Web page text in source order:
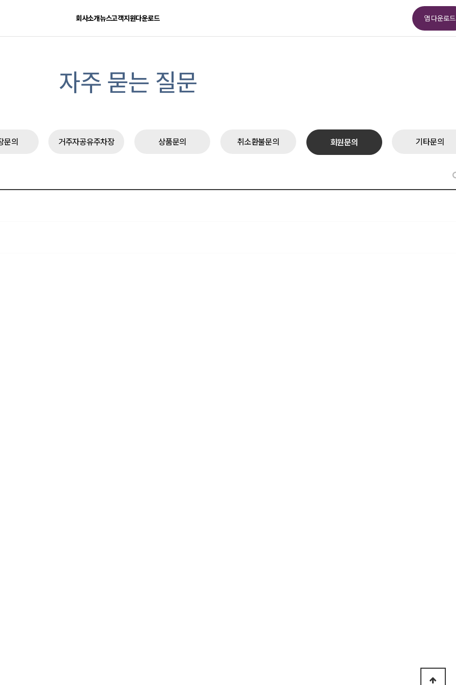
회사소개뉴스고객지원다운로드 앱 다운로드
자주 묻는 질문
문의 거주자공유주차장 상품문의 취소환불문의 회원문의 기타문의